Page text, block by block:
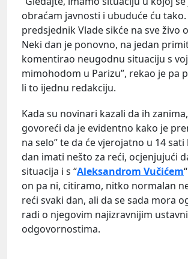
obraćam javnosti i ubuduće ću tako.
predsjednik Vlade sikće na sve živo
Neki dan je ponovno, na jedan
komentirao neugodnu situaciju s
mimohodom u Parizu”, rekao je pa
li to ijednu redakciju.
Kada su novinari kazali da ih
govoreći da je evidentno kako je
na selo” te da će vjerojatno u 14 sati
dan imati nešto za reći, ocjenjujući
situacija i s “Aleksandrom Vučićem
on pa ni, citiramo, nitko normalan
reći svaki dan, ali da se sada mora
radi o njegovim najizravnijim
odgovornostima.